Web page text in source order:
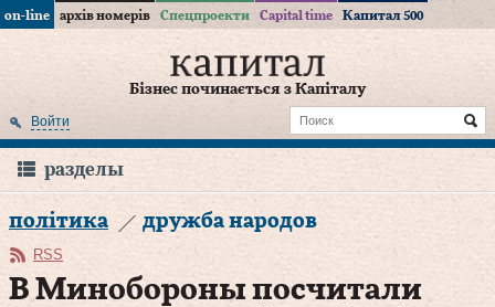
on-line архів номерів Спецпроекти Capital time Капитал 500
Бізнес починається з Капіталу
Войти
разделы
політика дружба народов
RSS
В Минобороны посчитали